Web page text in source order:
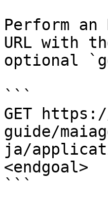
Perform an
URL with
optional
```
GET
guide/
ja/
<endgoal>
```